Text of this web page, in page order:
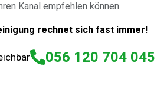
Kanal empfehlen können.
rechnet sich fast immer!
056 120 704 045